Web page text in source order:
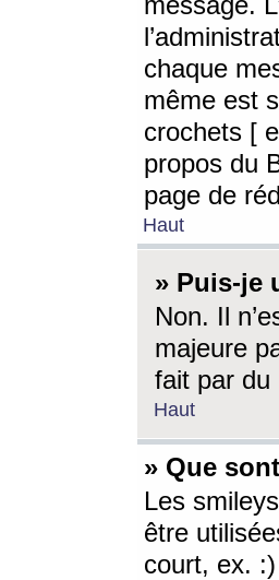
chaque
même est
crochets [
propos du
page de
Haut
» Puis-je
Non. Il
majeure
fait par du
Haut
» Que
Les
être
court, ex.